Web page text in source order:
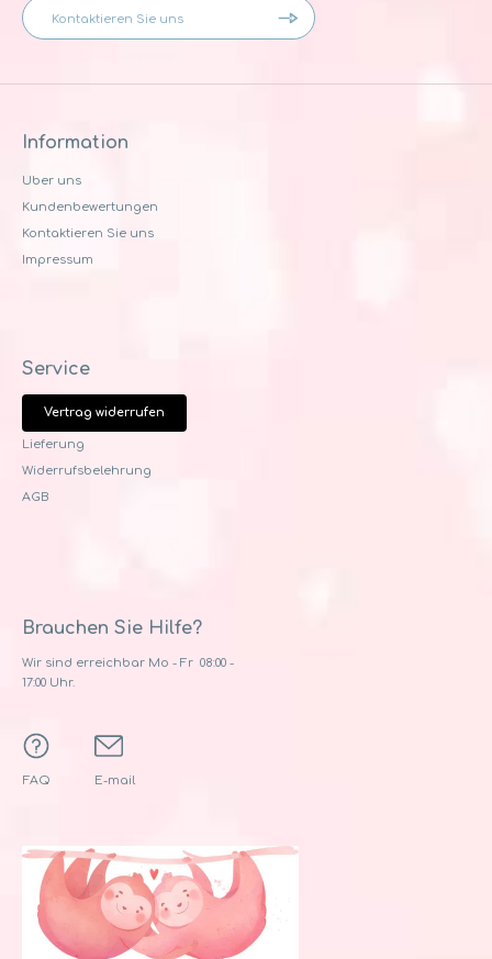
Information
Uber uns
Kundenbewertungen
Kontaktieren Sie uns
Impressum
Service
Vertrag widerrufen
Lieferung
Widerrufsbelehrung
AGB
Brauchen Sie Hilfe?
Wir sind erreichbar Mo - Fr 08:00 -
17:00 Uhr.
FAQ E-mail